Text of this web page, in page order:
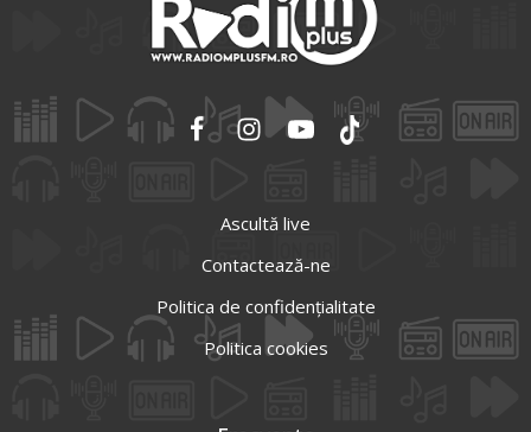
Ascultă live
Contactează-ne
Politica de confidențialitate
Politica cookies